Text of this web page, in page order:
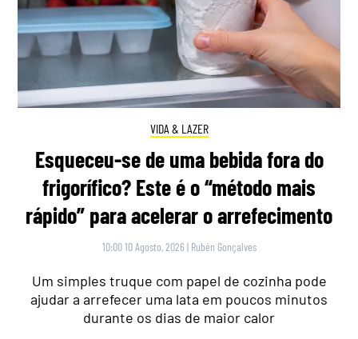
VIDA & LAZER
Esqueceu-se de uma bebida fora do
frigorífico? Este é o “método mais
rápido” para acelerar o arrefecimento
10:00 10 Agosto, 2026 | Rubén Gonçalves
Um simples truque com papel de cozinha pode
ajudar a arrefecer uma lata em poucos minutos
durante os dias de maior calor